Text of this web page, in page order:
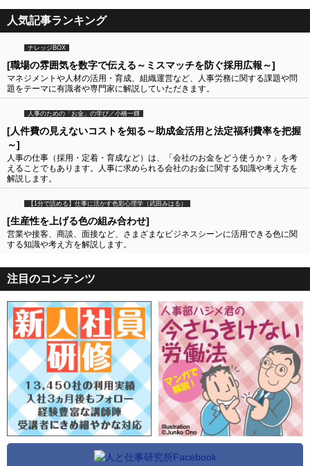
人気記事ランキング
ナレッジBOX
[職場の雰囲気を数字で伝える～ミスマッチを防ぐ採用広報～]
マネジメントや人材の活用・育成、組織運営など、人事労務に関する課題や問
題をテーマに有識者や専門家に解説していただきます。
人事のための「お金」の学び／小橋一輝
[人件費の見えないコストを知る～助成金活用と法定福利費率を把握
～]
人事の仕事（採用・定着・育成など）は、「会社のお金をどう使うか？」を考
えることでもあります。人事に求められる会社のお金に関する知識や考え方を
解説します。
【1分で読める】仕事に活かす色彩心理学（武田みはる）
[生産性を上げる色の組み合わせ]
営業や接客、商談、面接など、さまざまなビジネスシーンに活用できる色に関
する知識や考え方を解説します。
注目のコンテンツ